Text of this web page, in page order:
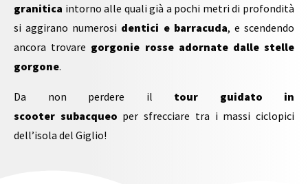
granitica intorno alle quali già a pochi metri di profondità
si aggirano numerosi dentici e barracuda, e scendendo
ancora trovare gorgonie rosse adornate dalle stelle
gorgone.
Da non perdere il tour guidato in
scooter subacqueo per sfrecciare tra i massi ciclopici
dell’isola del Giglio!